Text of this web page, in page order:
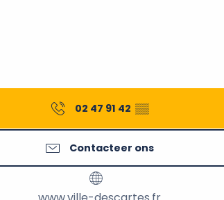
02 47 91 42 ▒▒
Contacteer ons